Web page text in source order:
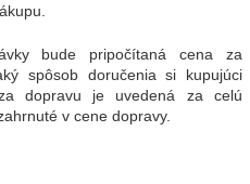
bude pripočítaná cena za
spôsob doručenia si kupujúci
dopravu je uvedená za celú
v cene dopravy.